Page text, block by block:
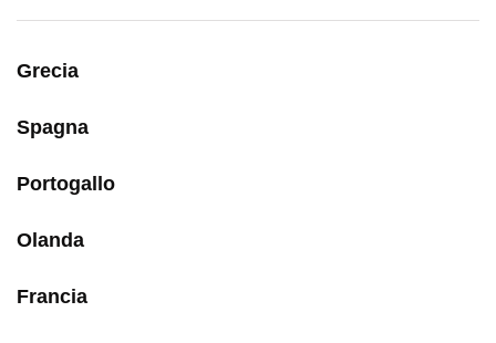
Grecia
Spagna
Portogallo
Olanda
Francia